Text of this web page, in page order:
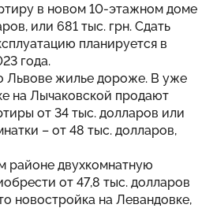
в новом 10-этажном доме
или 681 тыс. грн. Сдать
планируется в
года.
Львове жилье дороже. В уже
на Лычаковской продают
от 34 тыс. долларов или
– от 48 тыс. долларов,
двухкомнатную
от 47,8 тыс. долларов
новостройка на Левандовке,